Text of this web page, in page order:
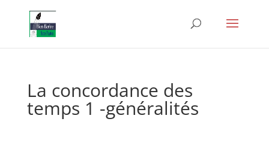
La concordance des
temps 1 -généralités